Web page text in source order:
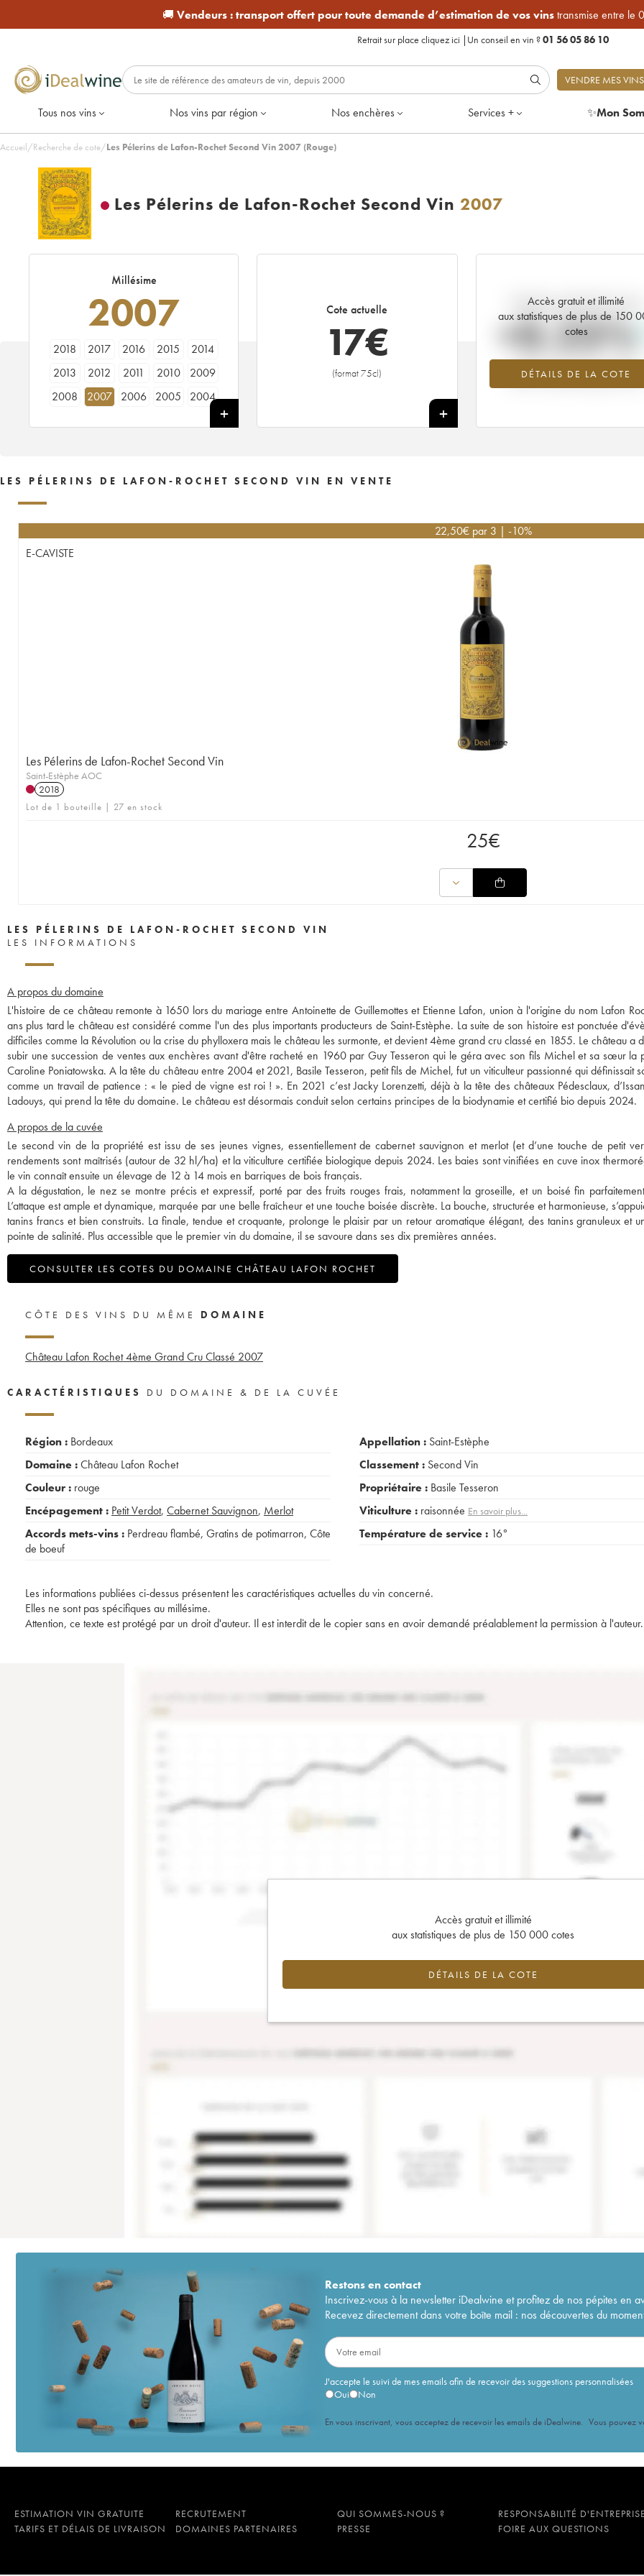
🚚 Vendeurs :transport offert pour toute demande d’estimation de vos vinstransmise entre le
Retrait sur place cliquez ici | Un conseil en vin ?01 56 05 86 10
VENDRE MES VINS
Tous nos vins Nos vins par région Nos enchères Services + ✨Mon
Accueil/Recherche de cote/Les Pélerins de Lafon-Rochet Second Vin 2007 (Rouge)
Les Pélerins de Lafon-Rochet Second Vin 2007
Millésime
2007
2018 2017 2016 2015
2014
2013
2012 2011 2010
2009
2008
2007 2006 2005
2004
Cote actuelle
17€
(format 75cl)
+
Accès gratuit et illimité
aux statistiques de plus de 150
cotes
DÉTAILS DE LA COTE
Tendance actuelle de la cote
+0.23%
Tendance à la hausse du millésime
2007 en 2026 par rapport à 2025
LES PÉLERINS DE LAFON-ROCHET SECOND VIN EN VENTE
22,50€ par 3 | -10%
E-CAVISTE
Les Pélerins de Lafon-Rochet Second Vin
Saint-Estèphe AOC
2018
Lot de 1 bouteille | 27 en stock
25€
LES PÉLERINS DE LAFON-ROCHET SECOND VIN
LES INFORMATIONS
A propos du domaine
L'histoire de ce château remonte à 1650 lors du mariage entre Antoinette de Guillemottes et Etienne Lafon, union à l'origine du nom Lafon
ans plus tard le château est considéré comme l'un des plus importants producteurs de Saint-Estèphe. La suite de son histoire est ponctuée
difficiles comme la Révolution ou la crise du phylloxera mais le château les surmonte, et devient 4ème grand cru classé en 1855. Le château a
subir une succession de ventes aux enchères avant d'être racheté en 1960 par Guy Tesseron qui le géra avec son fils Michel et sa sœur la
Caroline Poniatowska. A la tête du château entre 2004 et 2021, Basile Tesseron, petit fils de Michel, fut un viticulteur passionné qui définissait
comme un travail de patience : « le pied de vigne est roi ! ». En 2021 c’est Jacky Lorenzetti, déjà à la tête des châteaux Pédesclaux,
Ladouys, qui prend la tête du domaine. Le château est désormais conduit selon certains principes de la biodynamie et certifié bio depuis 2024.
A propos de la cuvée
Le second vin de la propriété est issu de ses jeunes vignes, essentiellement de cabernet sauvignon et merlot (et d’une touche de petit
rendements sont maîtrisés (autour de 32 hl/ha) et la viticulture certifiée biologique depuis 2024. Les baies sont vinifiées en cuve inox
le vin connaît ensuite un élevage de 12 à 14 mois en barriques de bois français.
A la dégustation, le nez se montre précis et expressif, porté par des fruits rouges frais, notamment la groseille, et un boisé fin
L’attaque est ample et dynamique, marquée par une belle fraîcheur et une touche boisée discrète. La bouche, structurée et harmonieuse,
tanins francs et bien construits. La finale, tendue et croquante, prolonge le plaisir par un retour aromatique élégant, des tanins granuleux et
pointe de salinité. Plus accessible que le premier vin du domaine, il se savoure dans ses dix premières années.
CONSULTER LES COTES DU DOMAINE CHÂTEAU LAFON ROCHET
CÔTE DES VINS DU MÊME DOMAINE
Château Lafon Rochet 4ème Grand Cru Classé 2007
CARACTÉRISTIQUES DU DOMAINE & DE LA CUVÉE
Région : Bordeaux
Domaine :Château Lafon Rochet
Couleur : rouge
Encépagement : Petit Verdot, Cabernet Sauvignon, Merlot
Accords mets-vins : Perdreau flambé, Gratins de potimarron, Côte
de boeuf
Appellation : Saint-Estèphe
Classement : Second Vin
Propriétaire : Basile Tesseron
Viticulture : raisonnée En savoir plus...
Température de service : 16°
Les informations publiées ci-dessus présentent les caractéristiques actuelles du vin concerné.
Elles ne sont pas spécifiques au millésime.
Attention, ce texte est protégé par un droit d'auteur. Il est interdit de le copier sans en avoir demandé préalablement la permission à l'auteur.
Accès gratuit et illimité
aux statistiques de plus de 150 000 cotes
DÉTAILS DE LA COTE
Restons encontact
Inscrivez-vous à la newsletter iDealwine et profitez de nos pépites en
Recevez directement dans votre boîte mail : nos découvertes du
J'accepte le suivi de mes emails afin de recevoir des suggestions personnalisées
Oui
Non
En vous inscrivant, vous acceptez de recevoir les emails de iDealwine. Vous pouvez
ESTIMATION VIN GRATUITE RECRUTEMENT QUI SOMMES-NOUS ?
RESPONSABILITÉ
TARIFS ET DÉLAIS DE LIVRAISON
DOMAINES PARTENAIRES PRESSE FOIRE AUX QUESTIONS